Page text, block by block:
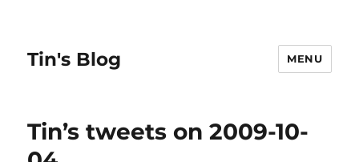
Tin's Blog MENU
Tin’s tweets on 2009-10-